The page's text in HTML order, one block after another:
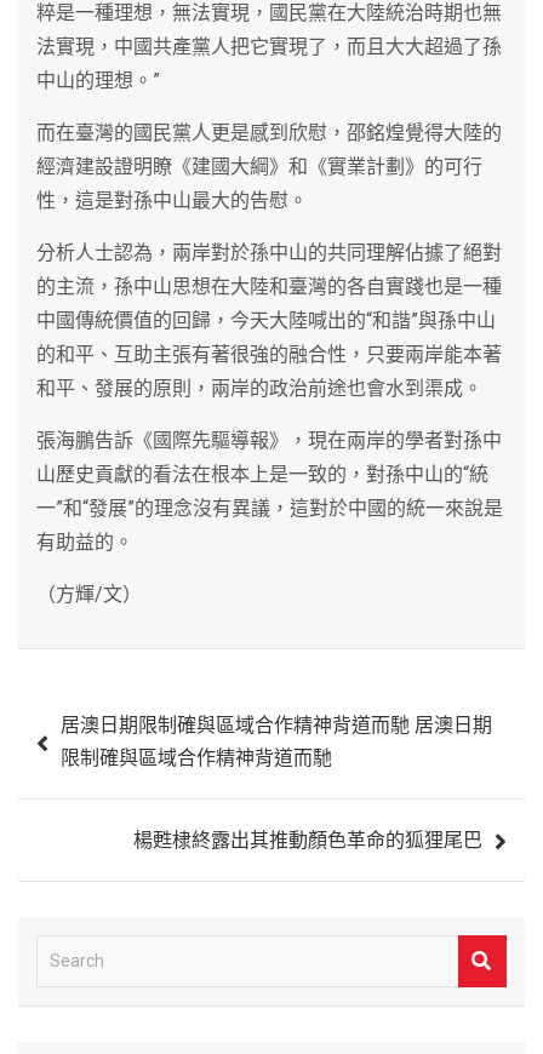
粹是一種理想，無法實現，國民黨在大陸統治時期也無
法實現，中國共產黨人把它實現了，而且大大超過了孫
中山的理想。”
而在臺灣的國民黨人更是感到欣慰，邵銘煌覺得大陸的
經濟建設證明瞭《建國大綱》和《實業計劃》的可行
性，這是對孫中山最大的告慰。
分析人士認為，兩岸對於孫中山的共同理解佔據了絕對
的主流，孫中山思想在大陸和臺灣的各自實踐也是一種
中國傳統價值的回歸，今天大陸喊出的“和諧”與孫中山
的和平、互助主張有著很強的融合性，只要兩岸能本著
和平、發展的原則，兩岸的政治前途也會水到渠成。
張海鵬告訴《國際先驅導報》，現在兩岸的學者對孫中
山歷史貢獻的看法在根本上是一致的，對孫中山的“統
一”和“發展”的理念沒有異議，這對於中國的統一來說是
有助益的。
（方輝/文）
章
居澳日期限制確與區域合作精神背道而馳 居澳日期
限制確與區域合作精神背道而馳
楊甦棣終露出其推動顏色革命的狐狸尾巴
e